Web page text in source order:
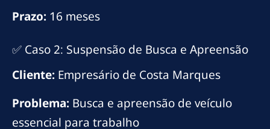
Prazo: 16 meses
✅ Caso 2: Suspensão de Busca e Apreensão
Cliente: Empresário de Costa Marques
Problema: Busca e apreensão de veículo
essencial para trabalho